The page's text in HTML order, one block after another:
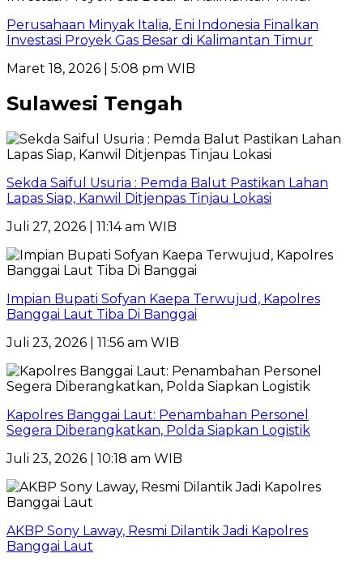
Perusahaan Minyak Italia, Eni Indonesia Finalkan
Investasi Proyek Gas Besar di Kalimantan Timur
Maret 18, 2026 | 5:08 pm WIB
Sulawesi Tengah
Sekda Saiful Usuria : Pemda Balut Pastikan Lahan
Lapas Siap, Kanwil Ditjenpas Tinjau Lokasi
Juli 27, 2026 | 11:14 am WIB
Impian Bupati Sofyan Kaepa Terwujud, Kapolres
Banggai Laut Tiba Di Banggai
Juli 23, 2026 | 11:56 am WIB
Kapolres Banggai Laut: Penambahan Personel
Segera Diberangkatkan, Polda Siapkan Logistik
Juli 23, 2026 | 10:18 am WIB
AKBP Sony Laway, Resmi Dilantik Jadi Kapolres
Banggai Laut